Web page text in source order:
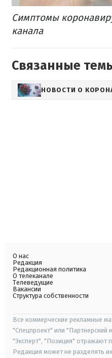
Симптомы
канала
Связанные
НОВОСТИ О
О нас
Редакция
Редакционная политика
О телеканале
Телеведущие
Вакансии
Структура собственности
Все коммерческие рекламные
"Спецпроект" или "Партнерский
"Эксперт", "Позиция" отражают
Редакция может не разделять